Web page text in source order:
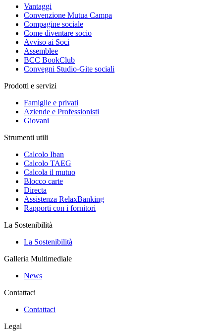
Vantaggi
Convenzione Mutua Campa
Compagine sociale
Come diventare socio
Avviso ai Soci
Assemblee
BCC BookClub
Convegni Studio-Gite sociali
Prodotti e servizi
Famiglie e privati
Aziende e Professionisti
Giovani
Strumenti utili
Calcolo Iban
Calcolo TAEG
Calcola il mutuo
Blocco carte
Directa
Assistenza RelaxBanking
Rapporti con i fornitori
La Sostenibilità
La Sostenibilità
Galleria Multimediale
News
Contattaci
Contattaci
Legal